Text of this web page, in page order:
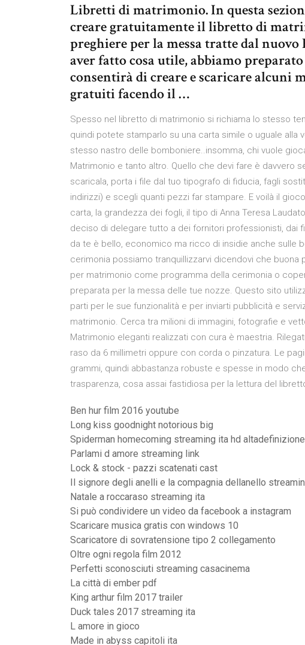
Libretti di matrimonio. In questa
creare gratuitamente il libretto di
preghiere per la messa tratte dal
aver fatto cosa utile, abbiamo
consentirà di creare e scaricare
gratuiti facendo il …
Spesso nel libretto di matrimonio si richiama lo stesso
quindi potete stamparlo su una carta simile o uguale
stesso nastro delle bomboniere..insomma, chi vuole
Matrimonio e tanto altro. Quello che devi fare è davvero
scaricala, porta i file dal tuo tipografo di fiducia, fagli
indirizzi) e scegli quanti pezzi far stampare. E voilà il
carta, la grandezza dei fogli, il tipo di Anna Teresa
deciso di delegare tutto a dei fornitori professionisti, dai
da te è bello, economico ma ricco di insidie anche sulle
cerimonia possiamo tranquillizzarvi dicendovi che
per matrimonio come programma della cerimonia o
preparata per la messa delle tue nozze. Questo sito
parti per le sue funzionalità e per inviarti pubblicità e
matrimonio. Cerca tra milioni di immagini, fotografie e
Matrimonio eleganti realizzati con cura è maestria.
raso da 6 millimetri oppure con corda o pinzatura. Le
grammi, quindi abbastanza robuste e spesse in modo
trasparenza, cosa assai fastidiosa per la lettura del
Ben hur film 2016 youtube
Long kiss goodnight notorious big
Spiderman homecoming streaming ita hd
Parlami d amore streaming link
Lock & stock - pazzi scatenati cast
Il signore degli anelli e la compagnia dellanello
Natale a roccaraso streaming ita
Si può condividere un video da facebook a instagram
Scaricare musica gratis con windows 10
Scaricatore di sovratensione tipo 2 collegamento
Oltre ogni regola film 2012
Perfetti sconosciuti streaming casacinema
La città di ember pdf
King arthur film 2017 trailer
Duck tales 2017 streaming ita
L amore in gioco
Made in abyss capitoli ita